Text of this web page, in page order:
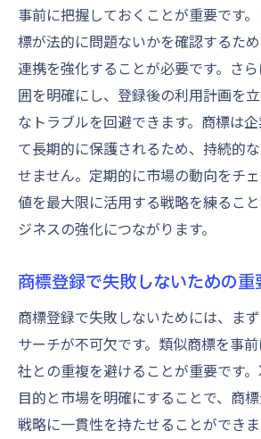
事前に把握しておくことが重要です
標が法的に問題ないかを確認するた
連携を強化することが必要です。さ
囲を明確にし、登録後の利用計画を
なトラブルを回避できます。商標は
て長期的に保護されるため、持続的
せません。定期的に市場の動向をチ
値を最大限に活用する戦略を練るこ
ジネスの強化につながります。
商標登録で失敗しないための重
商標登録で失敗しないためには、ま
サーチが不可欠です。類似商標を事
社との重複を避けることが重要です
目的と市場を明確にすることで、商
戦略に一貫性を持たせることができ